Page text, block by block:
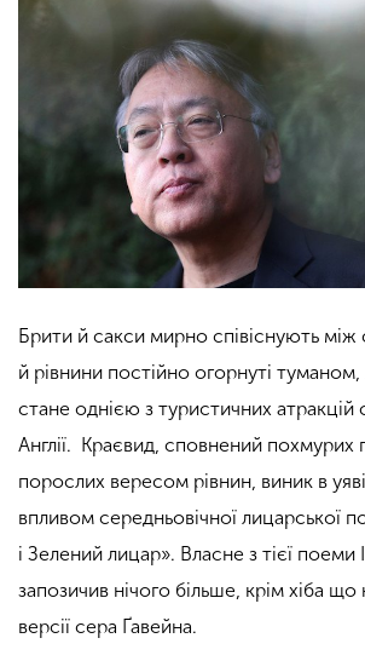
Брити й сакси мирно співіснують
й рівнини постійно огорнуті
стане однією з туристичних атракцій
Англії. Краєвид, сповнений похмурих
порослих вересом рівнин, виник в
впливом середньовічної лицарської
і Зелений лицар». Власне з тієї поеми
запозичив нічого більше, крім хіба що
версії сера Ґавейна.